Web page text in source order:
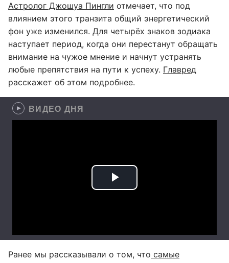
Астролог Джошуа Пингли отмечает, что под
влиянием этого транзита общий энергетический
фон уже изменился. Для четырёх знаков зодиака
наступает период, когда они перестанут обращать
внимание на чужое мнение и начнут устранять
любые препятствия на пути к успеху. Главред
расскажет об этом подробнее.
ВИДЕО ДНЯ
Ранее мы рассказывали о том, что самые